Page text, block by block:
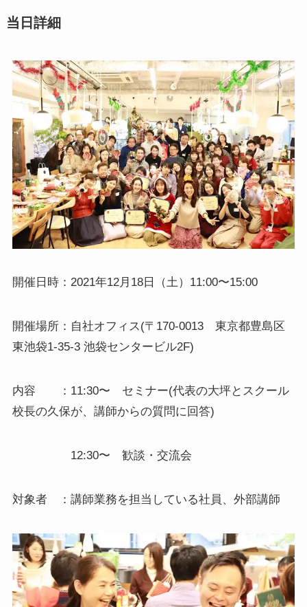
当日詳細
開催日時：2021年12月18日（土）11:00〜15:00
開催場所：自社オフィス(〒170-0013 東京都豊島区
東池袋1-35-3 池袋センタービル2F)
内容 ：11:30〜 セミナー(代表の大坪とスクール
校長の久保が、講師からの質問に回答)
12:30〜 歓談・交流会
対象者 ：講師業務を担当している社員、外部講師